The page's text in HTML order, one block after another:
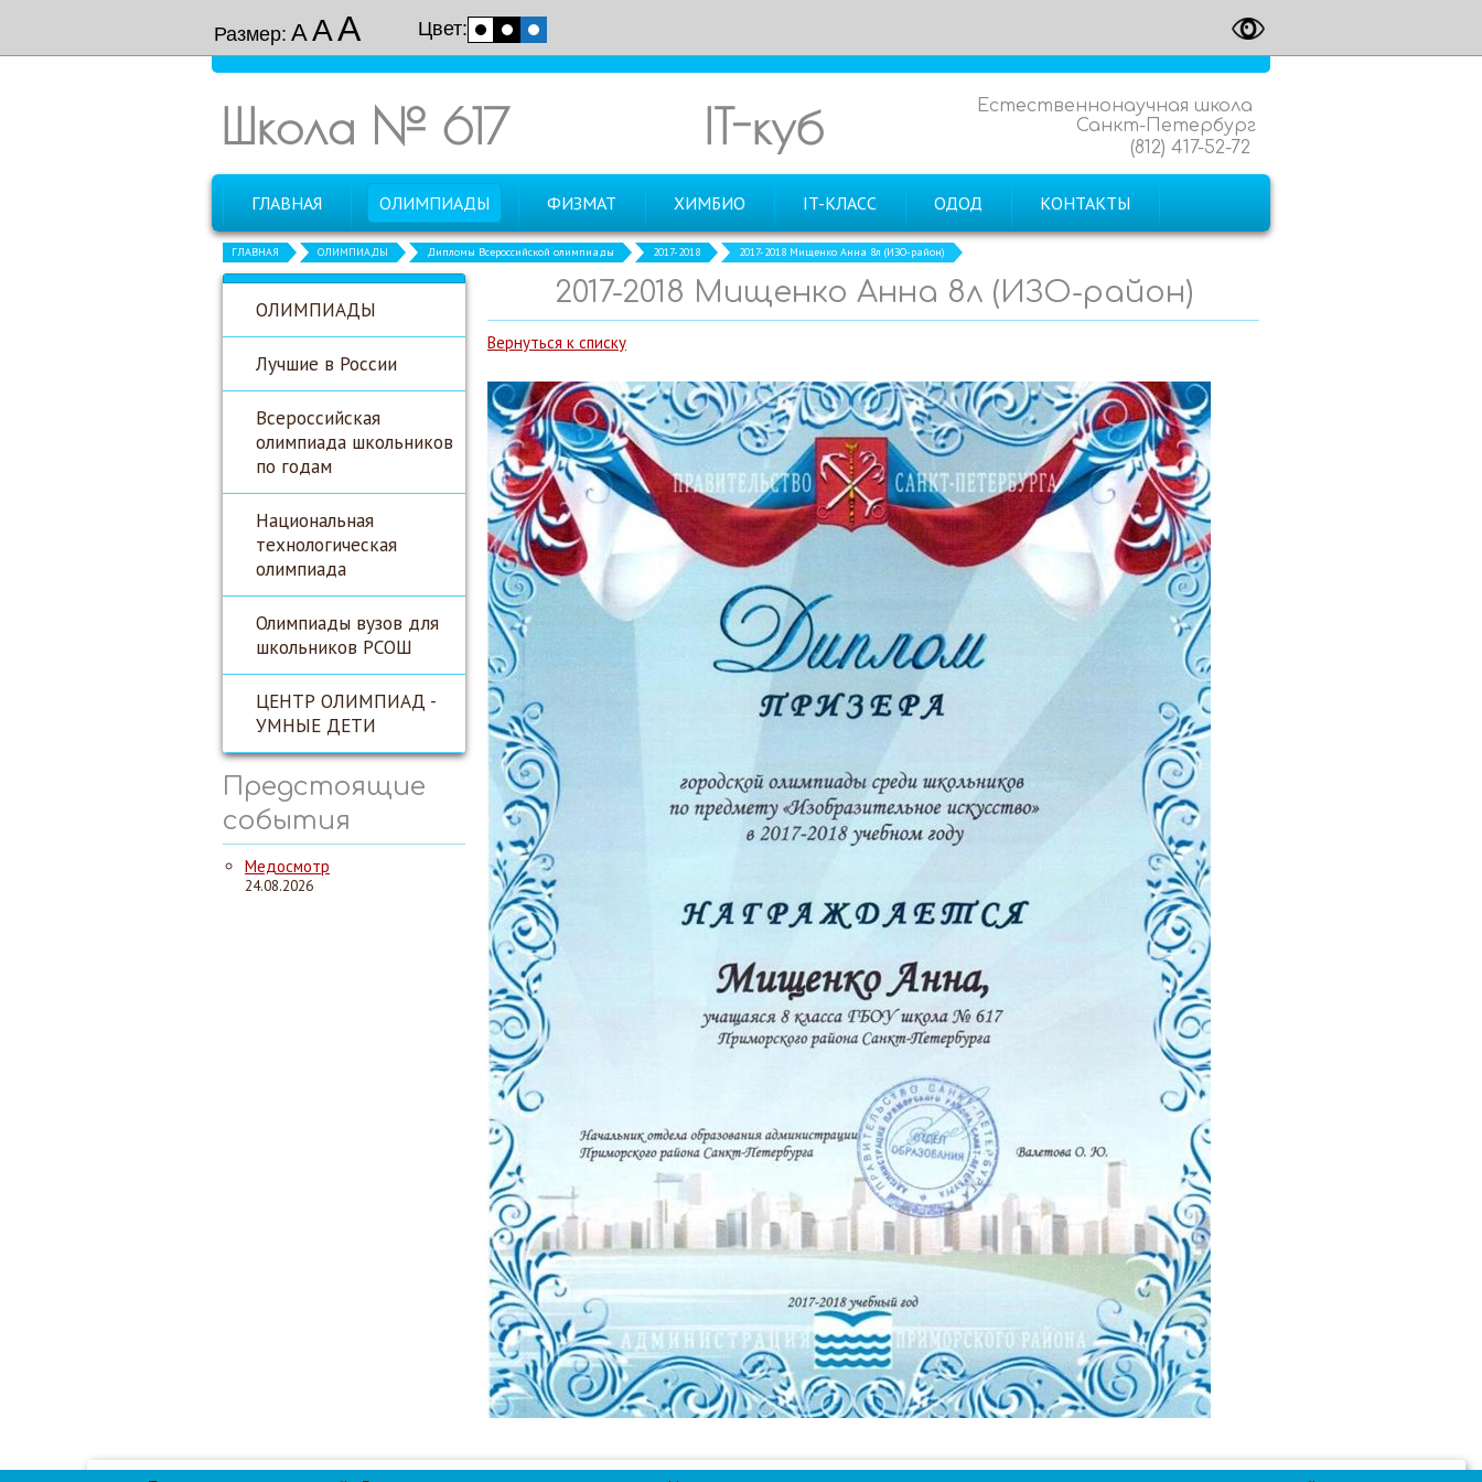
Размер: ААА Цвет:
Школа № 617
Естественнонаучная школа
Санкт-Петербург
(812) 417-52-72
IT-куб
ГЛАВНАЯ ОЛИМПИАДЫ ФИЗМАТ ХИМБИО IT-КЛАСС ОДОД КОНТАКТЫ
ГЛАВНАЯ ОЛИМПИАДЫ Дипломы Всероссийской олимпиады 2017-2018 2017-2018 Мищенко Анна 8л (ИЗО-район)
ОЛИМПИАДЫ
Лучшие в России
Всероссийская
олимпиада школьников
по годам
Национальная
технологическая
олимпиада
Олимпиады вузов для
школьников РСОШ
ЦЕНТР ОЛИМПИАД -
УМНЫЕ ДЕТИ
Предстоящие
события
Медосмотр
24.08.2026
2017-2018 Мищенко Анна 8л (ИЗО-район)
Вернуться к списку